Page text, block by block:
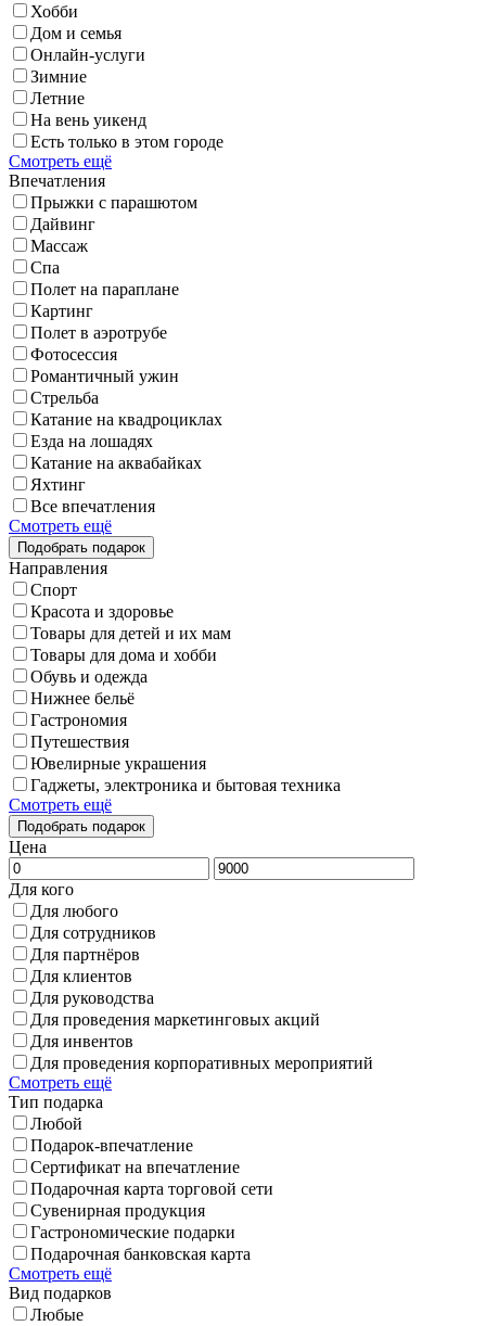
Хобби
Дом и семья
Онлайн-услуги
Зимние
Летние
На вень уикенд
Есть только в этом городе
Смотреть ещё
Впечатления
Прыжки с парашютом
Дайвинг
Массаж
Спа
Полет на параплане
Картинг
Полет в аэротрубе
Фотосессия
Романтичный ужин
Стрельба
Катание на квадроциклах
Езда на лошадях
Катание на аквабайках
Яхтинг
Все впечатления
Смотреть ещё
Направления
Спорт
Красота и здоровье
Товары для детей и их мам
Товары для дома и хобби
Обувь и одежда
Нижнее бельё
Гастрономия
Путешествия
Ювелирные украшения
Гаджеты, электроника и бытовая техника
Смотреть ещё
Цена
Для кого
Для любого
Для сотрудников
Для партнёров
Для клиентов
Для руководства
Для проведения маркетинговых акций
Для инвентов
Для проведения корпоративных мероприятий
Смотреть ещё
Тип подарка
Любой
Подарок-впечатление
Сертификат на впечатление
Подарочная карта торговой сети
Сувенирная продукция
Гастрономические подарки
Подарочная банковская карта
Смотреть ещё
Вид подарков
Любые